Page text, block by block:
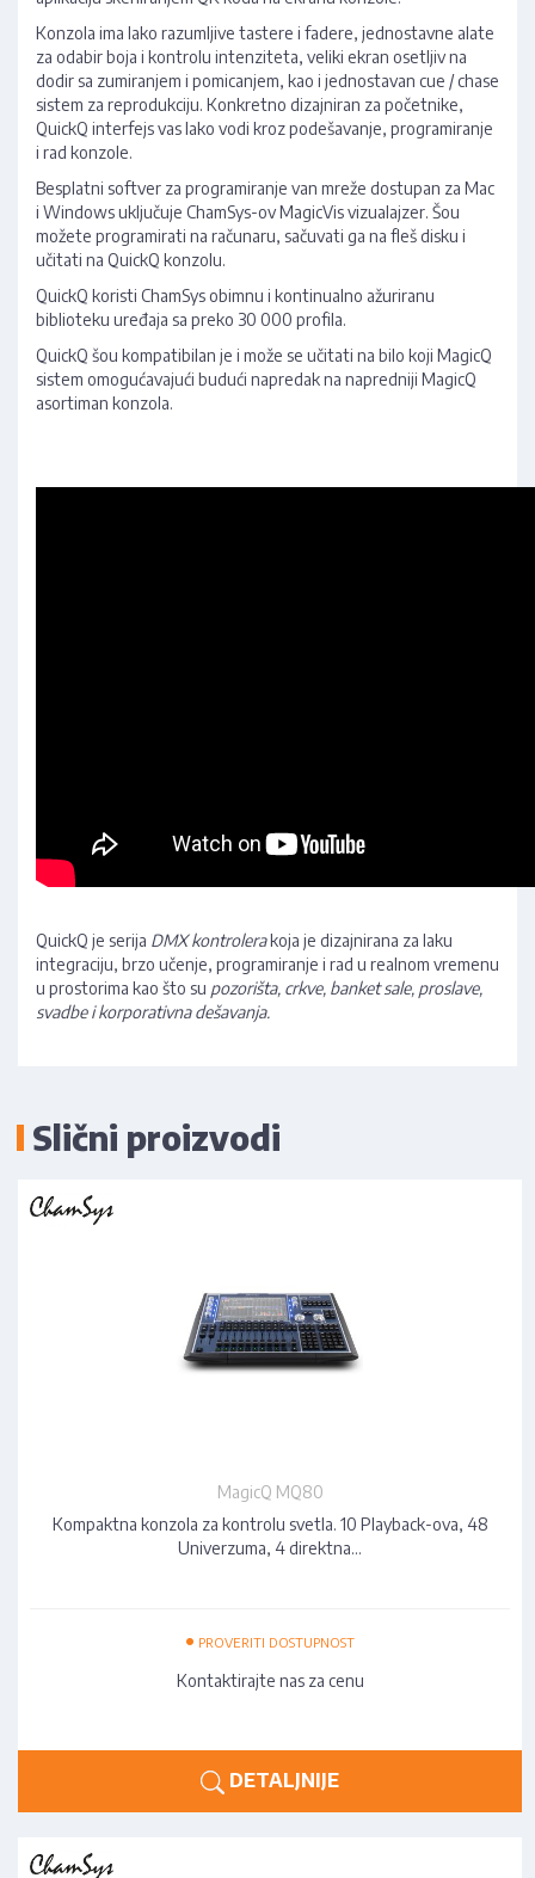
Konzola ima lako razumljive tastere i fadere, jednostavne alate
za odabir boja i kontrolu intenziteta, veliki ekran osetljiv na
dodir sa zumiranjem i pomicanjem, kao i jednostavan cue / chase
sistem za reprodukciju. Konkretno dizajniran za početnike,
QuickQ interfejs vas lako vodi kroz podešavanje, programiranje
i rad konzole.
Besplatni softver za programiranje van mreže dostupan za Mac
i Windows uključuje ChamSys-ov MagicVis vizualajzer. Šou
možete programirati na računaru, sačuvati ga na fleš disku i
učitati na QuickQ konzolu.
QuickQ koristi ChamSys obimnu i kontinualno ažuriranu
biblioteku uređaja sa preko 30 000 profila.
QuickQ šou kompatibilan je i može se učitati na bilo koji MagicQ
sistem omogućavajući budući napredak na napredniji MagicQ
asortiman konzola.
QuickQ je serija DMX kontrolerakoja je dizajnirana za laku
integraciju, brzo učenje, programiranje i rad u realnom vremenu
u prostorima kao što su pozorišta, crkve, banket sale, proslave,
svadbe i korporativna dešavanja.
Slični proizvodi
MagicQ MQ80
Kompaktna konzola za kontrolu svetla. 10 Playback-ova, 48
Univerzuma, 4 direktna…
• PROVERITI DOSTUPNOST
Kontaktirajte nas za cenu
DETALJNIJE